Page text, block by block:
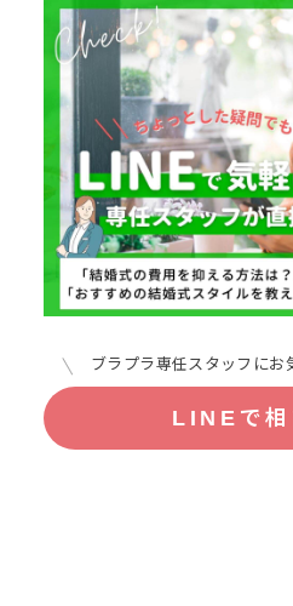
ブラプラ専任スタッフにお
LINEで相